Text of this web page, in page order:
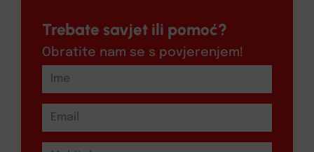
Trebate savjet ili pomoć?
Obratite nam se s povjerenjem!